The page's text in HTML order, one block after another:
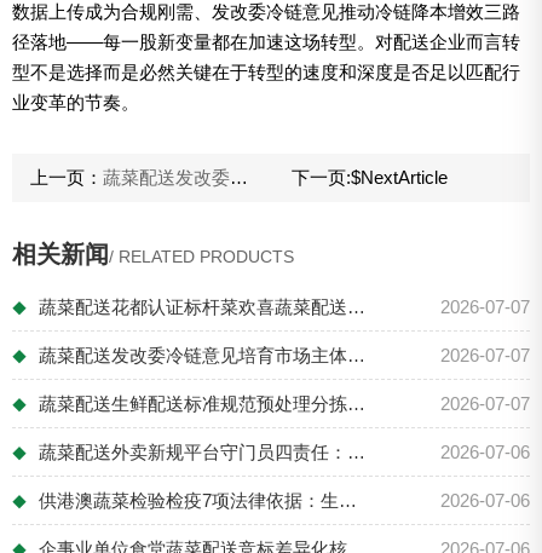
数据上传成为合规刚需、发改委冷链意见推动冷链降本增效三路
径落地——每一股新变量都在加速这场转型。对配送企业而言转
型不是选择而是必然关键在于转型的速度和深度是否足以匹配行
业变革的节奏。
上一页： 蔬菜配送发改委冷链意见培育市场主体：支持冷链企业做大做强形成规模效应品牌效应 下一页:$NextArticle
相关新闻/ RELATED PRODUCTS
◆ 蔬菜配送花都认证标杆菜欢喜蔬菜配送：食安... 2026-07-07
◆ 蔬菜配送发改委冷链意见培育市场主体：支持... 2026-07-07
◆ 蔬菜配送生鲜配送标准规范预处理分拣：健康... 2026-07-07
◆ 蔬菜配送外卖新规平台守门员四责任：资质审... 2026-07-06
◆ 供港澳蔬菜检验检疫7项法律依据：生物安全... 2026-07-06